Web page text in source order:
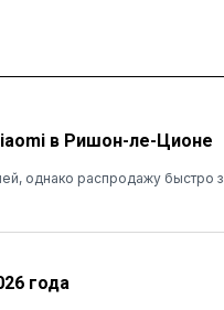
в Ришон-ле-Ционе
однако распродажу быстро
года